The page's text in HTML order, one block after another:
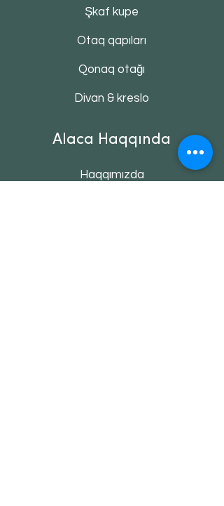
Şkaf kupe
Otaq qapıları
Qonaq otağı
Divan & kreslo
Alaca Haqqında
Haqqımızda